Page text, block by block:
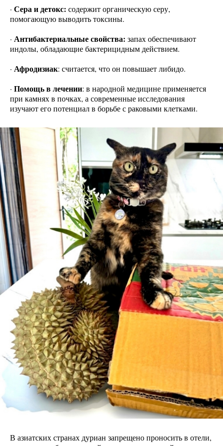
· Сера и детокс: содержит органическую серу,
помогающую выводить токсины.
· Антибактериальные свойства: запах обеспечивают
индолы, обладающие бактерицидным действием.
· Афродизиак: считается, что он повышает либидо.
· Помощь в лечении: в народной медицине применяется
при камнях в почках, а современные исследования
изучают его потенциал в борьбе с раковыми клетками.
В азиатских странах дуриан запрещено проносить в отели,